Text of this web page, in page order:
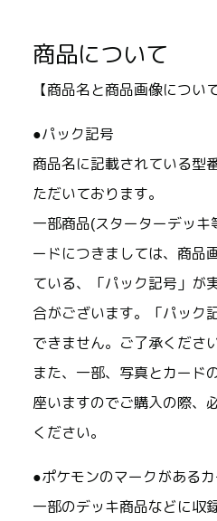
商品について
【商品名と商品画像について
●パック記号
商品名に記載されている型
ただいております。
一部商品(スターターデッキ
ードにつきましては、商品
ている、「パック記号」が
合がございます。「パック
できません。ご了承ください
また、一部、写真とカード
座いますのでご購入の際、
ください。
●ポケモンのマークがあるカ
一部のデッキ商品などに収